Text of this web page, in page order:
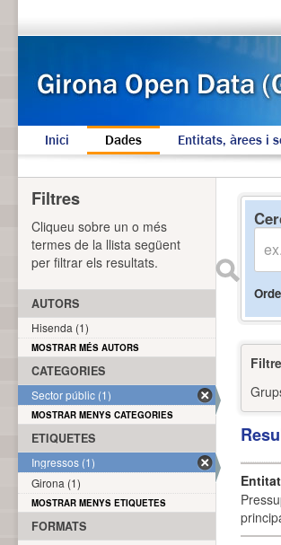
Inici Dades Entitats, àrees i
Filtres
Cliqueu sobre un o més
termes de la llista següent
per filtrar els resultats.
AUTORS
Hisenda (1)
MOSTRAR MÉS AUTORS
CATEGORIES
Sector públic (1)
MOSTRAR MENYS CATEGORIES
ETIQUETES
Ingressos (1)
Girona (1)
MOSTRAR MENYS ETIQUETES
FORMATS